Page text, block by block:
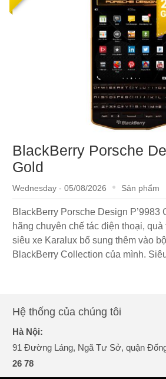
BlackBerry Porsche
Gold
Wednesday - 05/08/2026 Sản phẩm
BlackBerry Porsche Design P’9983
hãng chuyên chế tác điện thoại,
siêu xe Karalux bổ sung thêm vào
BlackBerry Collection của mình.
Hệ thống của chúng tôi
Hà Nội:
91 Đường Láng, Ngã Tư Sở, quận
26 78